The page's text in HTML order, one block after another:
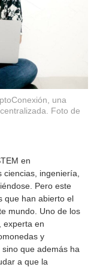
una
Foto de
en
ingeniería,
Pero este
que han abierto el
mundo. Uno de los
experta en
y
que además ha
a que la